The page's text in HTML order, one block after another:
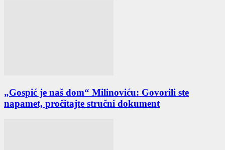
„Gospić je naš dom“ Milinoviću: Govorili ste
napamet, pročitajte stručni dokument